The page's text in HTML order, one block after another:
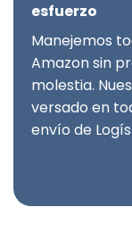
esfuerzo
Manejemos
Amazon sin
molestia.
versado en
envío de